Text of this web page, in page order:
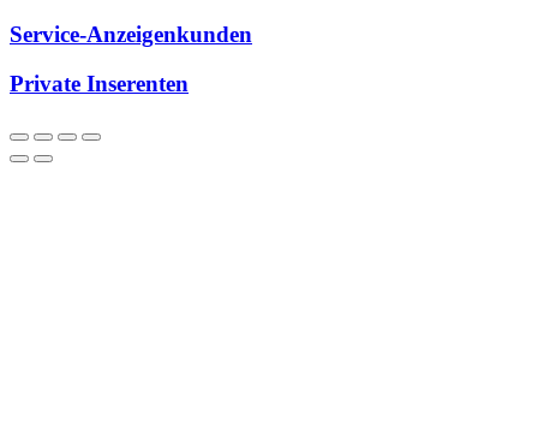
Service-Anzeigenkunden
Private Inserenten